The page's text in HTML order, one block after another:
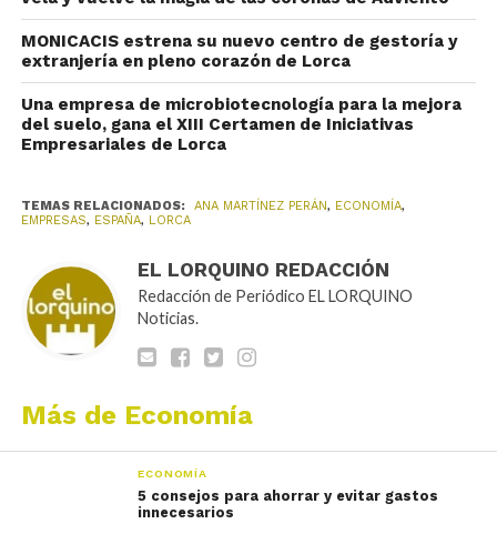
MONICACIS estrena su nuevo centro de gestoría y
extranjería en pleno corazón de Lorca
Una empresa de microbiotecnología para la mejora
del suelo, gana el XIII Certamen de Iniciativas
Empresariales de Lorca
TEMAS RELACIONADOS: ANA MARTÍNEZ PERÁN, ECONOMÍA,
EMPRESAS, ESPAÑA, LORCA
EL LORQUINO REDACCIÓN
Redacción de Periódico EL LORQUINO
Noticias.
Más de Economía
ECONOMÍA
5 consejos para ahorrar y evitar gastos
innecesarios